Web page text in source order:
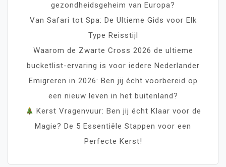
gezondheidsgeheim van Europa?
Van Safari tot Spa: De Ultieme Gids voor Elk
Type Reisstijl
Waarom de Zwarte Cross 2026 de ultieme
bucketlist-ervaring is voor iedere Nederlander
Emigreren in 2026: Ben jij écht voorbereid op
een nieuw leven in het buitenland?
Kerst Vragenvuur: Ben jij écht Klaar voor de
Magie? De 5 Essentiële Stappen voor een
Perfecte Kerst!